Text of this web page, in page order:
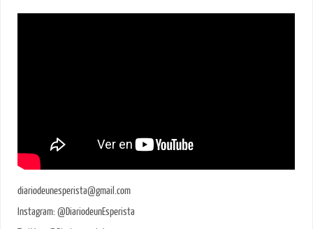
diariodeunesperista@gmail.com
Instagram: @DiariodeunEsperista